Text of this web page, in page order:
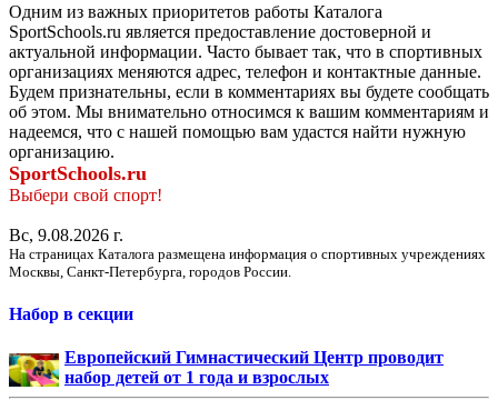
Одним из важных приоритетов работы Каталога
SportSchools.ru является предоставление достоверной и
актуальной информации. Часто бывает так, что в спортивных
организациях меняются адрес, телефон и контактные данные.
Будем признательны, если в комментариях вы будете сообщать
об этом. Мы внимательно относимся к вашим комментариям и
надеемся, что с нашей помощью вам удастся найти нужную
организацию.
SportSchools.ru
Выбери свой спорт!
Вс, 9.08.2026 г.
На страницах Каталога размещена информация о спортивных учреждениях
Москвы, Санкт-Петербурга, городов России.
Набор в секции
Европейский Гимнастический Центр проводит
набор детей от 1 года и взрослых